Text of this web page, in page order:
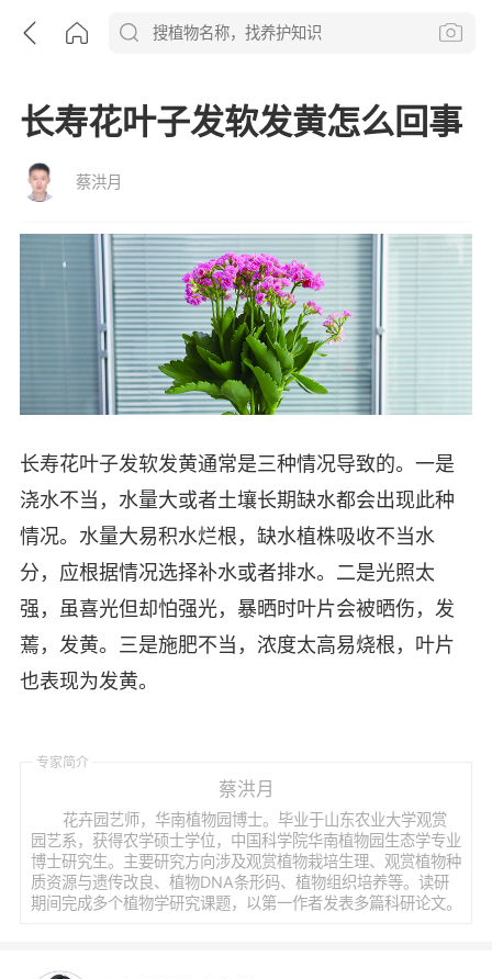
长寿花叶子发软发黄怎么回事
蔡洪月
长寿花叶子发软发黄通常是三种情况导致的。一是
浇水不当，水量大或者土壤长期缺水都会出现此种
情况。水量大易积水烂根，缺水植株吸收不当水
分，应根据情况选择补水或者排水。二是光照太
强，虽喜光但却怕强光，暴晒时叶片会被晒伤，发
蔫，发黄。三是施肥不当，浓度太高易烧根，叶片
也表现为发黄。
专家简介
蔡洪月
花卉园艺师，华南植物园博士。毕业于山东农业大学观赏
园艺系，获得农学硕士学位，中国科学院华南植物园生态学专业
博士研究生。主要研究方向涉及观赏植物栽培生理、观赏植物种
质资源与遗传改良、植物DNA条形码、植物组织培养等。读研
期间完成多个植物学研究课题，以第一作者发表多篇科研论文。